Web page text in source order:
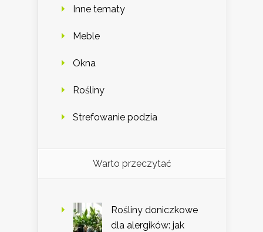
Inne tematy
Meble
Okna
Rośliny
Strefowanie podzia
Warto przeczytać
Rośliny doniczkowe
dla alergików: jak